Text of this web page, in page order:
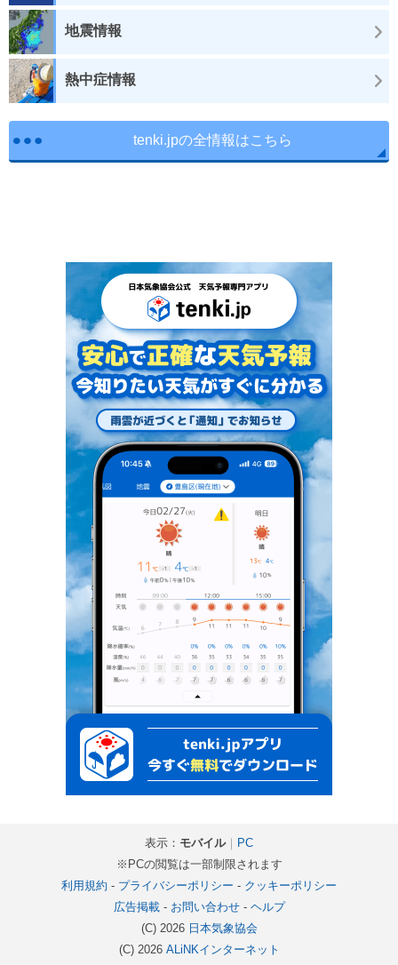
地震情報
熱中症情報
tenki.jpの全情報はこちら
表示： モバイル｜
PC
※PCの閲覧は一部制限されます
利用規約 - プライバシーポリシー - クッキーポリシー
広告掲載- お問い合わせ- ヘルプ
(C) 2026 日本気象協会
(C) 2026 ALiNKインターネット